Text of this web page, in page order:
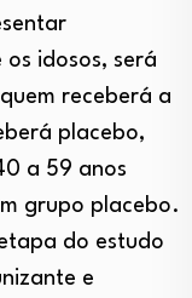
idosos, será
receberá a
placebo,
a 59 anos
grupo placebo.
do estudo
e